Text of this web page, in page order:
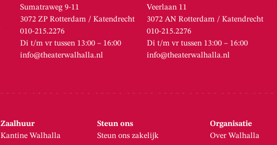
Sumatraweg 9-11
3072 ZP Rotterdam / Katendrecht
010-215.2276
Di t/m vr tussen 13:00 – 16:00
info@theaterwalhalla.nl
Veerlaan 11
3072 AN Rotterdam / Katendrecht
010-215.2276
Di t/m vr tussen 13:00 – 16:00
info@theaterwalhalla.nl
Zaalhuur
Kantine Walhalla
Steun ons
Steun ons zakelijk
Organisatie
Over Walhalla